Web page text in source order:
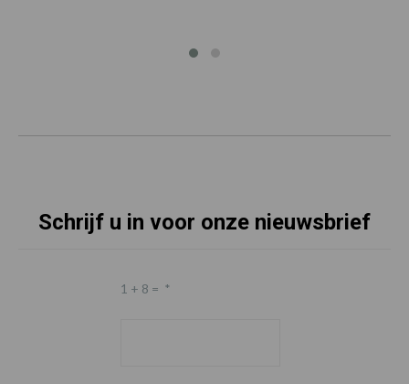
Schrijf u in voor onze nieuwsbrief
1 + 8 = *